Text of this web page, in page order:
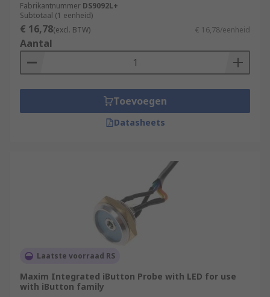
Fabrikantnummer DS9092L+
Subtotaal (1 eenheid)
€ 16,78(excl. BTW) € 16,78/eenheid
Aantal
Toevoegen
Datasheets
Laatste voorraad RS
Maxim Integrated iButton Probe with LED for use
with iButton family